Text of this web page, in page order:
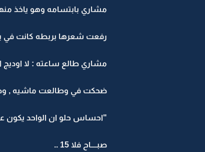
مشاري بابتسامه وهو ياخذ
رفعت شعرها بربطه كانت في
مشاري طالع ساعته : لا اوديج
ضحكت في وطالعت ماشيه ,
"احساس حلو ان الواحد يكون
صبــــاح فلا 15 ..